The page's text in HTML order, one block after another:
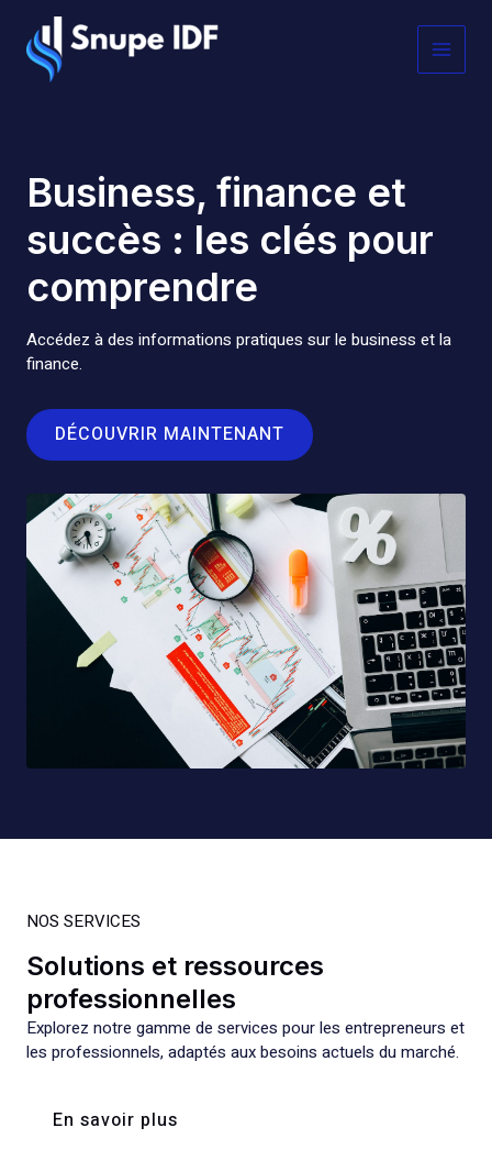
contenu
Business, finance et
succès : les clés pour
comprendre
Accédez à des informations pratiques sur le business et la
finance.
DÉCOUVRIR MAINTENANT
NOS SERVICES
Solutions et ressources
professionnelles
Explorez notre gamme de services pour les entrepreneurs et
les professionnels, adaptés aux besoins actuels du marché.
En savoir plus